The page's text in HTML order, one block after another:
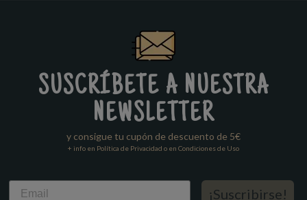
SUSCRÍBETE A NUESTRA
NEWSLETTER
y consigue tu cupón de descuento de 5€
+ info en Política de Privacidad o en Condiciones de Uso
Email
¡Suscribirse!